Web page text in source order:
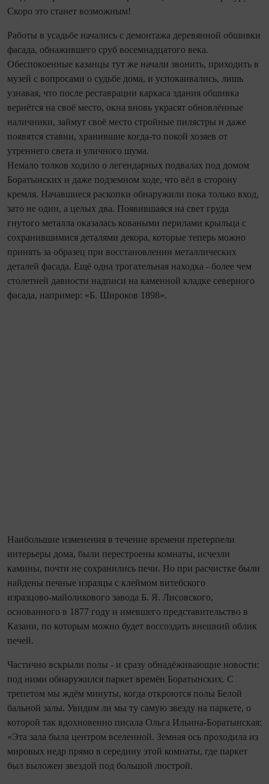
Скоро это станет возможным!
Работы в усадьбе начались с демонтажа деревянной обшивки
фасада, обнажившего сруб восемнадцатого века.
Обеспокоенные казанцы тут же начали звонить, приходить в
музей с вопросами о судьбе дома, и успокаивались, лишь
узнавая, что после реставрации каркаса здания обшивка
вернётся на своё место, окна вновь украсят обновлённые
наличники, займут своё место стройные пилястры и даже
появятся ставни, хранившие когда-то покой хозяев от
утреннего света и уличного шума.
Немало толков ходило о легендарных подвалах под домом
Боратынских и даже подземном ходе, что вёл в сторону
кремля. Начавшиеся раскопки обнаружили пока только вход,
зато не один, а целых два. Появившаяся на свет груда
гнутого металла оказалась коваными перилами крыльца с
сохранившимися деталями декора, которые теперь можно
принять за образец при восстановлении металлических
деталей фасада. Ещё одна трогательная находка - более чем
столетней давности надписи на каменной кладке северного
фасада, например: «Б. Широков 1898».
Наибольшие изменения в течение времени претерпели
интерьеры дома, были перестроены комнаты, исчезли
камины, почти не сохранились печи. Но при расчистке были
найдены печные изразцы с клеймом витебского
изразцово‑майоликового завода Б. Я. Лисовского,
основанного в 1877 году и имевшего представительство в
Казани, по которым можно будет воссоздать внешний облик
печей.
Частично вскрыли полы - и сразу обнадёживающие новости:
под ними обнаружился паркет времён Боратынских. С
трепетом мы ждём минуты, когда откроются полы Белой
бальной залы. Увидим ли мы ту самую звезду на паркете, о
которой так вдохновенно писала Ольга Ильина‑Боратынская:
«Эта зала была центром вселенной. Земная ось проходила из
мировых недр прямо в середину этой комнаты, где паркет
был выложен звездой под большой люстрой.